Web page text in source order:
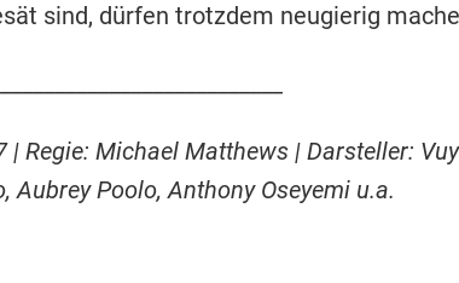
sind, dürfen trotzdem neugierig
Regie: Michael Matthews | Darsteller:
Poolo, Anthony Oseyemi u.a.